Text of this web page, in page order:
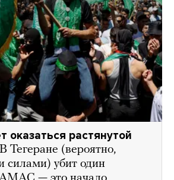
оказаться растянутой
В Тегеране (вероятно,
силами) убит один